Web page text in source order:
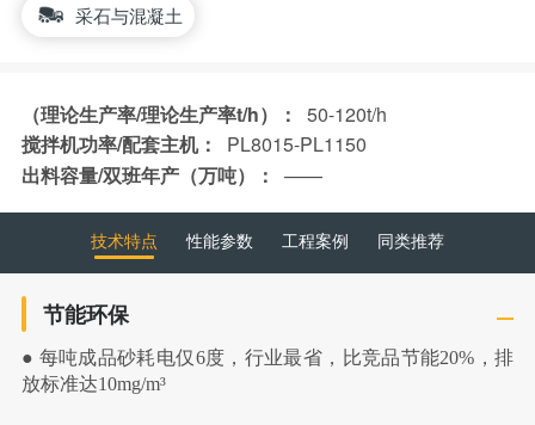
采石与混凝土
（理论生产率/理论生产率t/h）：
50-120t/h
搅拌机功率/配套主机：
PL8015-PL1150
出料容量/双班年产（万吨）：
——
技术特点 性能参数 工程案例 同类推荐
节能环保
● 每吨成品砂耗电仅6度，行业最省，比竞品节能20%，排
放标准达10mg/m³